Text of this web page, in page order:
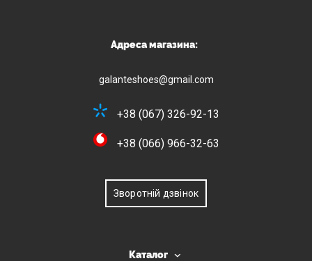
Адреса магазина:
galanteshoes@gmail.com
+38 (067) 326-92-13
+38 (066) 966-32-63
Зворотній дзвінок
Каталог